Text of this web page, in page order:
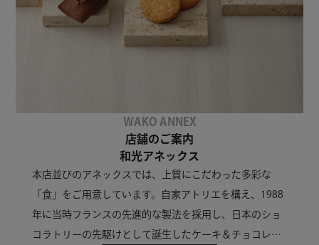
WAKO ANNEX
店舗のご案内
和光アネックス
本店並びのアネックスでは、上質にこだわった多彩な
「食」をご用意しています。自家アトリエを構え、1988
年に当時フランスの先進的な製法を採用し、日本のショ
コラトリーの先駆けとして誕生したケーキ＆チョコレー